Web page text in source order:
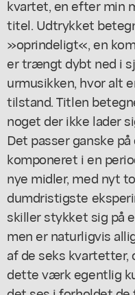
kvartet, en efter min
titel. Udtrykket
»oprindeligt«, en
er trængt dybt ned i
urmusikken, hvor alt
tilstand. Titlen
noget der ikke lader
Det passer ganske
komponeret i en
nye midler, med nyt
dumdristigste
skiller stykket sig på
men er naturligvis
af de seks kvartetter,
dette værk egentlig